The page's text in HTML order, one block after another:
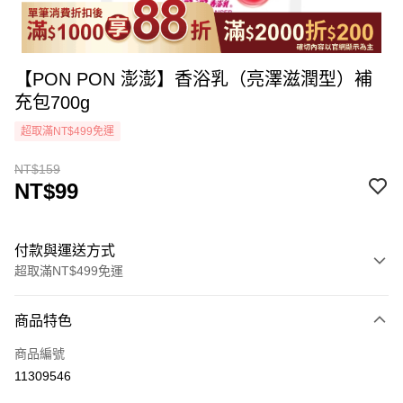
【PON PON 澎澎】香浴乳（亮澤滋潤型）補
充包700g
超取滿NT$499免運
NT$159
NT$99
付款與運送方式
超取滿NT$499免運
icash Pay
信用卡一次付款
商品特色
商品編號
11309546